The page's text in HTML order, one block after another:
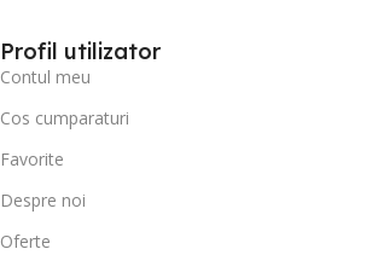
Profil utilizator
Contul meu
Cos cumparaturi
Favorite
Despre noi
Oferte